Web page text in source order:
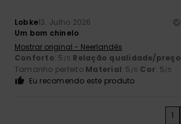
Lobke13. Julho 2026
Um bom chinelo
Mostrar original - Neerlandês
Conforto: 5 /5 Relação qualidade/preço
Tamanho perfeito Material: 5 /5 Cor: 5/5
Eu recomendo este produto
1